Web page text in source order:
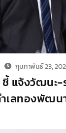
กุมภาพันธ์ 23,
แจ้งวัฒนะ
เลทองพัฒน